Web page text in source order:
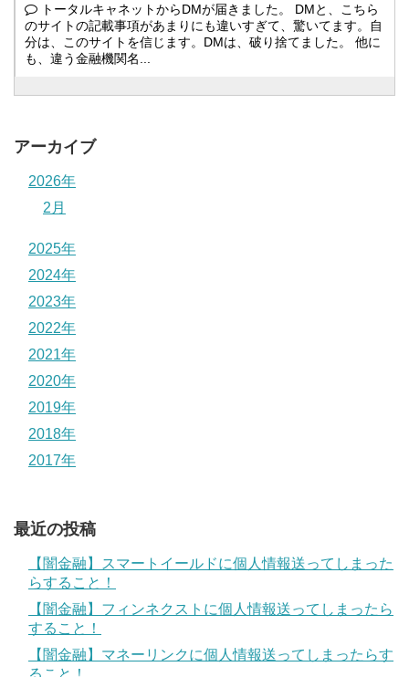
トータルキャネットからDMが届きました。 DMと、こちら
のサイトの記載事項があまりにも違いすぎて、驚いてます。自
分は、このサイトを信じます。DMは、破り捨てました。 他に
も、違う金融機関名...
アーカイブ
2026年
2月
2025年
2024年
2023年
2022年
2021年
2020年
2019年
2018年
2017年
最近の投稿
【闇金融】スマートイールドに個人情報送ってしまった
らすること！
【闇金融】フィンネクストに個人情報送ってしまったら
すること！
【闇金融】マネーリンクに個人情報送ってしまったらす
ること！